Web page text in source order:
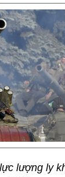
lượng ly